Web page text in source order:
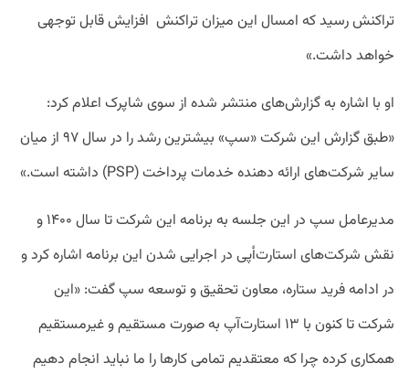
تراکنش رسید که امسال این میزان تراکنش افزایش قابل توجهی
خواهد داشت.»
او با اشاره به گزارش‌های منتشر شده از سوی شاپرک اعلام کرد:
«طبق گزارش این شرکت «سپ» بیشترین رشد را در سال ۹۷ از میان
سایر شرکت‌های ارائه دهنده خدمات پرداخت (PSP) داشته است.»
مدیرعامل سپ در این جلسه به برنامه این شرکت تا سال ۱۴۰۰ و
نقش شرکت‌های استارت‌أپی در اجرایی شدن این برنامه اشاره کرد و
در ادامه فرید ستاره، معاون تحقیق و توسعه سپ گفت: «این
شرکت تا کنون با ۱۳ استارت‌آپ به صورت مستقیم و غیرمستقیم
همکاری کرده چرا که معتقدیم تمامی کارها را ما نباید انجام دهیم